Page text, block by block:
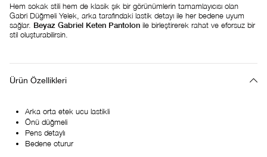
Hem sokak stili hem de klasik şık bir görünümlerin tamamlayıcısı olan
Gabri Düğmeli Yelek, arka tarafındaki lastik detayı ile her bedene uyum
sağlar. Beyaz Gabriel Keten Pantolon ile birleştirerek rahat ve eforsuz bir
stil oluşturabilirsin.
Ürün Özellikleri
Arka orta etek ucu lastikli
Önü düğmeli
Pens detaylı
Bedene oturur